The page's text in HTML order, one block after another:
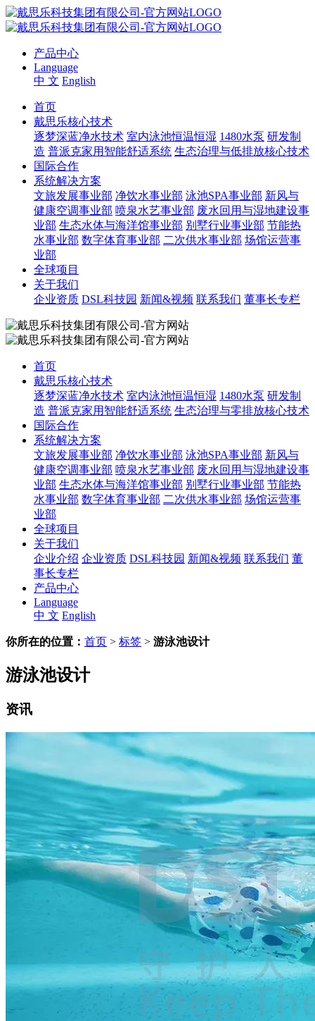
产品中心
Language
中 文 English
首页
戴思乐核心技术
逐梦深蓝净水技术 室内泳池恒温恒湿 1480水泵 研发制
造 普派克家用智能舒适系统 生态治理与低排放核心技术
国际合作
系统解决方案
文旅发展事业部 净饮水事业部 泳池SPA事业部 新风与
健康空调事业部 喷泉水艺事业部 废水回用与湿地建设事
业部 生态水体与海洋馆事业部 别墅行业事业部 节能热
水事业部 数字体育事业部 二次供水事业部 场馆运营事
业部
全球项目
关于我们
企业资质 DSL科技园 新闻&视频 联系我们 董事长专栏
首页
戴思乐核心技术
逐梦深蓝净水技术 室内泳池恒温恒湿 1480水泵 研发制
造 普派克家用智能舒适系统 生态治理与零排放核心技术
国际合作
系统解决方案
文旅发展事业部 净饮水事业部 泳池SPA事业部 新风与
健康空调事业部 喷泉水艺事业部 废水回用与湿地建设事
业部 生态水体与海洋馆事业部 别墅行业事业部 节能热
水事业部 数字体育事业部 二次供水事业部 场馆运营事
业部
全球项目
关于我们
企业介绍 企业资质 DSL科技园 新闻&视频 联系我们 董
事长专栏
产品中心
Language
中 文 English
你所在的位置： 首页 > 标签 > 游泳池设计
游泳池设计
资讯